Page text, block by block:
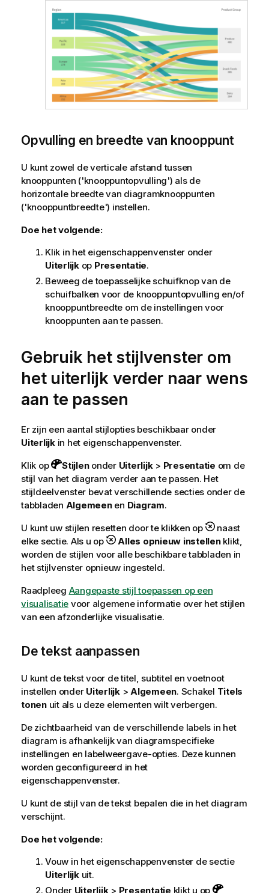
Opvulling en breedte van knooppunt
U kunt zowel de verticale afstand tussen
knooppunten ('knooppuntopvulling') als de
horizontale breedte van diagramknooppunten
('knooppuntbreedte') instellen.
Doe het volgende:
Klik in het eigenschappenvenster onder
Uiterlijkop Presentatie.
Beweeg de toepasselijke schuifknop van de
schuifbalken voor de knooppuntopvulling en/of
knooppuntbreedte om de instellingen voor
knooppunten aan te passen.
Gebruik het stijlvenster om
het uiterlijk verder naar wens
aan te passen
Er zijn een aantal stijlopties beschikbaar onder
Uiterlijkin het eigenschappenvenster.
Klik op
Stijlenonder Uiterlijk> Presentatie om de
stijl van het diagram verder aan te passen. Het
stijldeelvenster bevat verschillende secties onder de
tabbladen Algemeenen Diagram.
U kunt uw stijlen resetten door te klikken op
naast
elke sectie. Als u op
Alles opnieuw instellenklikt,
worden de stijlen voor alle beschikbare tabbladen in
het stijlvenster opnieuw ingesteld.
Raadpleeg Aangepaste stijl toepassen op een
visualisatie voor algemene informatie over het stijlen
van een afzonderlijke visualisatie.
De tekst aanpassen
U kunt de tekst voor de titel, subtitel en voetnoot
instellen onder Uiterlijk> Algemeen. Schakel Titels
tonenuit als u deze elementen wilt verbergen.
De zichtbaarheid van de verschillende labels in het
diagram is afhankelijk van diagramspecifieke
instellingen en labelweergave-opties. Deze kunnen
worden geconfigureerd in het
eigenschappenvenster.
U kunt de stijl van de tekst bepalen die in het diagram
verschijnt.
Doe het volgende:
Vouw in het eigenschappenvenster de sectie
Uiterlijkuit.
Onder Uiterlijk> Presentatie klikt u op